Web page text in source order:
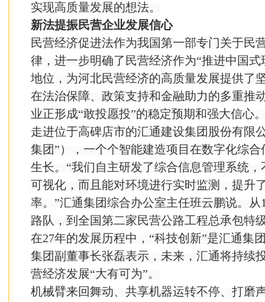
实现高质量发展的想法。
新法提振民营企业发展信心
民营经济促进法作为我国第一部专门关于民
律，进一步明确了民营经济作为“推进中国
地位，为河北民营经济的高质量发展提供了
在法治保障、政策支持和金融助力的多重推
业正形成“敢投愿投”的稳定预期和强大信心
走进位于高碑店市的汇通建设集团股份有限
集团”），一个个智能建造项目在数字化综
生长。“我们自主研发了综合信息管理系统
可视化，而且能对环境进行实时监测，提升
率。”汇通集团综合办公室主任班云鹏说。从
路队，到全国第二家民营公路工程总承包特
在27年的发展历程中，“科技创新”是汇通集
集团副董事长张磊表示，未来，汇通将持续
营经济发展“大有可为”。
机械臂来回舞动、共享机器运转不停、打